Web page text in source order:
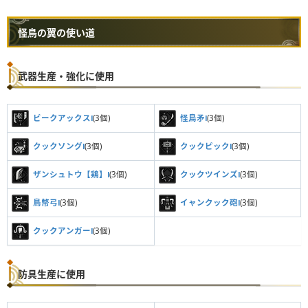
怪鳥の翼の使い道
武器生産・強化に使用
ビークアックスⅠ(3個) 怪鳥矛Ⅰ(3個)
クックソングⅠ(3個) クックピックⅠ(3個)
ザンシュトウ【鶏】Ⅰ(3個) クックツインズⅠ(3個)
鳥幣弓Ⅰ(3個) イャンクック砲Ⅰ(3個)
クックアンガーⅠ(3個)
防具生産に使用